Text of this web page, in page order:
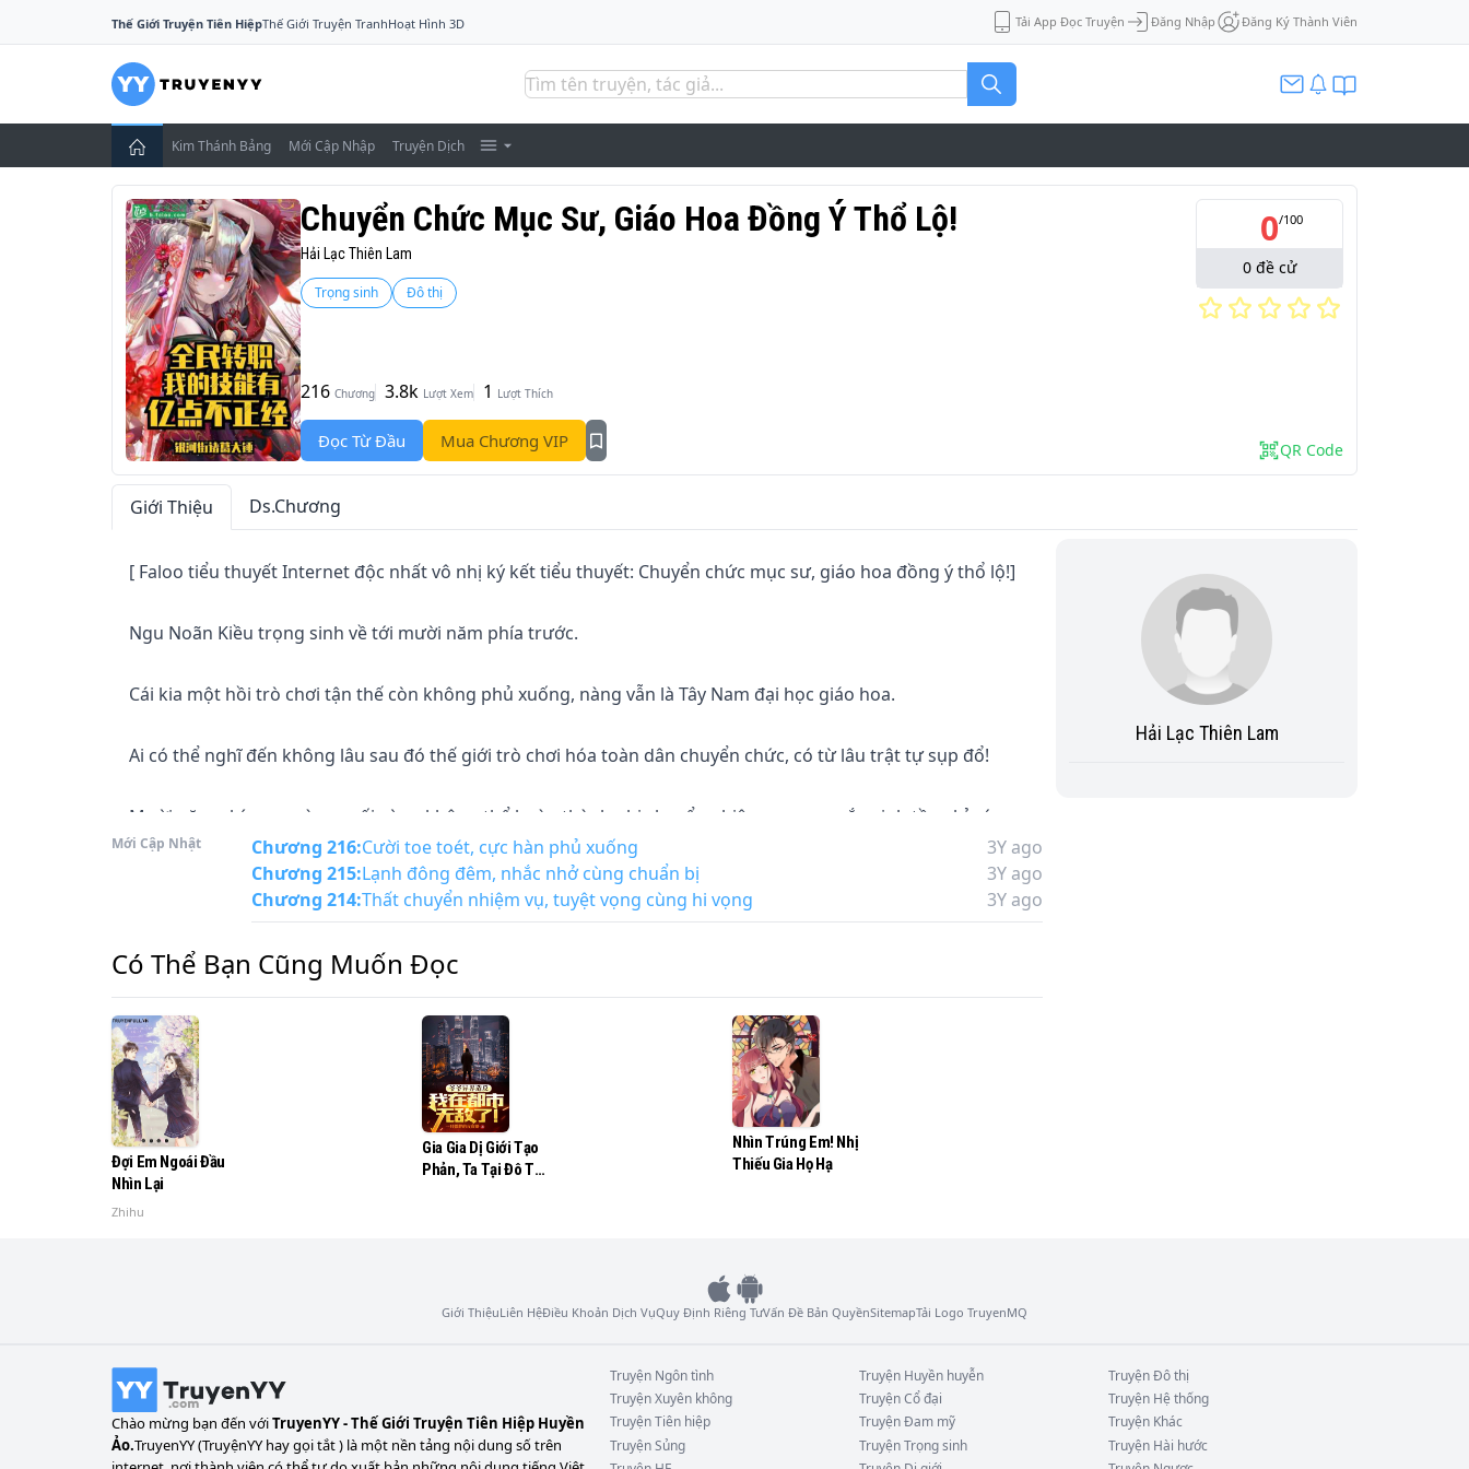
Thế Giới Truyện Tiên HiệpThế Giới Truyện TranhHoạt Hình 3D Tải App Đọc Truyện Đăng Nhập Đăng Ký Thành Viên
Kim Thánh Bảng Mới Cập Nhập Truyện Dịch
Chuyển Chức Mục Sư, Giáo Hoa Đồng Ý Thổ Lộ!
Hải Lạc Thiên Lam
Trọng sinh Đô thị
216 Chương 3.8k Lượt Xem 1 Lượt Thích
Đọc Từ Đầu Mua Chương VIP
0/100
0 đề cử
QR Code
Giới Thiệu Ds.Chương
[ Faloo tiểu thuyết Internet độc nhất vô nhị ký kết tiểu thuyết: Chuyển chức mục sư, giáo hoa đồng ý thổ lộ!]
Ngu Noãn Kiều trọng sinh về tới mười năm phía trước.
Cái kia một hồi trò chơi tận thế còn không phủ xuống, nàng vẫn là Tây Nam đại học giáo hoa.
Ai có thể nghĩ đến không lâu sau đó thế giới trò chơi hóa toàn dân chuyển chức, có từ lâu trật tự sụp đổ!
Mười năm phía sau nàng cuối cùng không thể hoàn thành nhị chuyển nhiệm vụ may mắn sinh tồn chỉ có
thể ngửa mặt trông lên thương khung.
"Lại một lần, ai có thể nghĩ đến ta đời này lớn nhất cơ duyên dĩ nhiên là một lần kia thổ lộ."
"Ai có thể nghĩ đến, vị kia thành nhỏ đi ra thiếu niên Tô Bạch cuối cùng hoàn thành cửu chuyển thiêu đốt
thần hỏa nâng cao thần tọa, cuối cùng bao quát nhân gian."
. . . .
Xuyên qua thế giới song song Tô Bạch vốn cho là chính mình thông thường vượt qua một đời.
Cũng là không nghĩ tới một lần đại mạo hiểm thổ lộ giáo hoa lại đáp ứng.
Mới Cập Nhật Chương 216:Cười toe toét, cực hàn phủ xuống
3Y ago
Chương 215:Lạnh đông đêm, nhắc nhở cùng chuẩn bị
3Y ago
Chương 214:Thất chuyển nhiệm vụ, tuyệt vọng cùng hi vọng 3Y ago
Có Thể Bạn Cũng Muốn Đọc
Đợi Em Ngoái Đầu
Nhìn Lại
Zhihu
Gia Gia Dị Giới Tạo
Phản, Ta Tại Đô Thị
Nhìn Trúng Em! Nhị
Thiếu Gia Họ Hạ
Hải Lạc Thiên Lam
Giới ThiệuLiên HệĐiều Khoản Dịch VụQuy Định Riêng TưVấn Đề Bản QuyềnSitemapTải Logo TruyenMQ
Chào mừng bạn đến vớiTruyenYY - Thế Giới Truyện Tiên Hiệp Huyền
Ảo.TruyenYY (TruyệnYY hay gọi tắt ) là một nền tảng nội dung số trên
Truyện Ngôn tình Truyện Huyền huyễn TruyệnĐô thị
TruyệnXuyên không TruyệnCổ đại Truyện Hệ thống
TruyệnTiên hiệp TruyệnĐam mỹ Truyện Khác
TruyệnSủng TruyệnTrọng sinh Truyện Hài hước